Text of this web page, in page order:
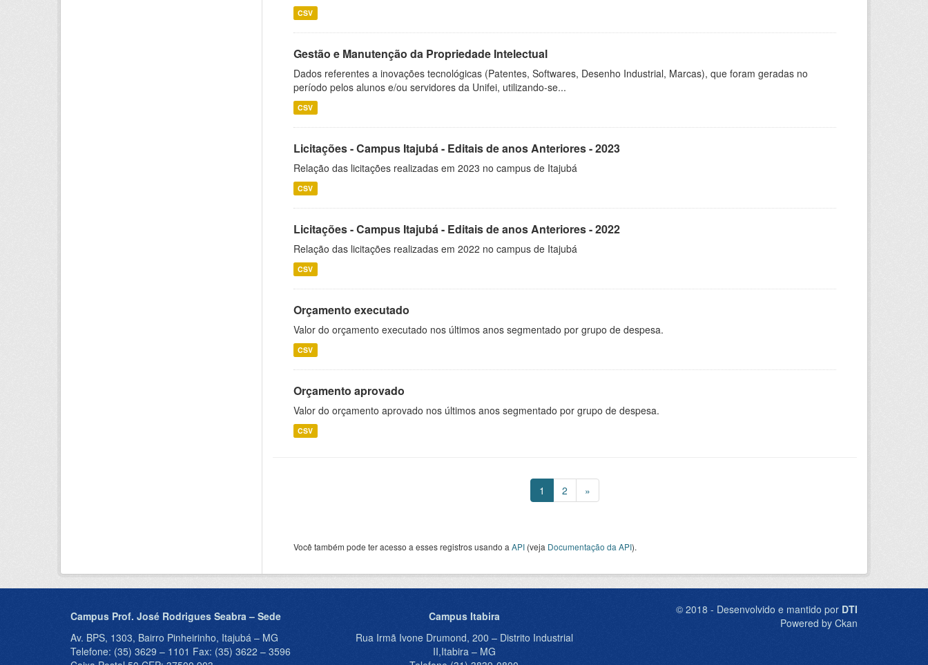
CSV
Gestão e Manutenção da Propriedade Intelectual
Dados referentes a inovações tecnológicas (Patentes, Softwares, Desenho Industrial, Marcas), que foram geradas no
período pelos alunos e/ou servidores da Unifei, utilizando-se...
CSV
Licitações - Campus Itajubá - Editais de anos Anteriores - 2023
Relação das licitações realizadas em 2023 no campus de Itajubá
CSV
Licitações - Campus Itajubá - Editais de anos Anteriores - 2022
Relação das licitações realizadas em 2022 no campus de Itajubá
CSV
Orçamento executado
Valor do orçamento executado nos últimos anos segmentado por grupo de despesa.
CSV
Orçamento aprovado
Valor do orçamento aprovado nos últimos anos segmentado por grupo de despesa.
CSV
1 2 »
Você também pode ter acesso a esses registros usando a API (veja Documentação da API).
Campus Prof. José Rodrigues Seabra – Sede
Av. BPS, 1303, Bairro Pinheirinho, Itajubá – MG
Telefone: (35) 3629 – 1101 Fax: (35) 3622 – 3596
Campus Itabira
Rua Irmã Ivone Drumond, 200 – Distrito Industrial
II,Itabira – MG
© 2018 - Desenvolvido e mantido por DTI
Powered by Ckan